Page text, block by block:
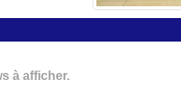
à afficher.